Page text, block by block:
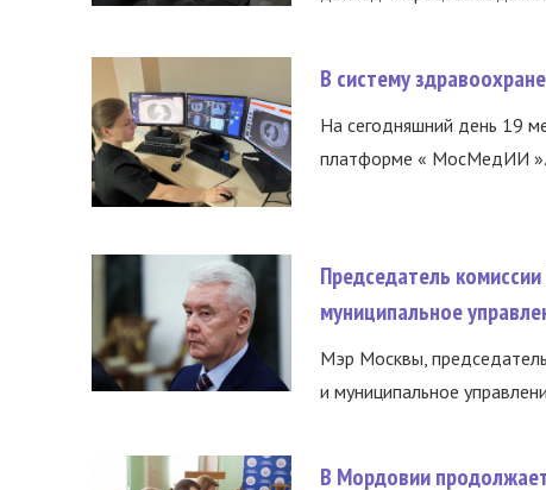
В систему
На сегодняшний день 19
платформе « МосМедИИ ».
Председатель
муниципальное
Мэр Москвы,
и муниципальное
В Мордовии